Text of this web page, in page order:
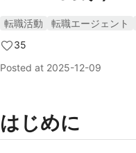
転職活動 転職エージェント
35
Posted at 2025-12-09
はじめに